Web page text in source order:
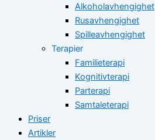
Alkoholavhengighet
Rusavhengighet
Spilleavhengighet
Terapier
Familieterapi
Kognitivterapi
Parterapi
Samtaleterapi
Priser
Artikler